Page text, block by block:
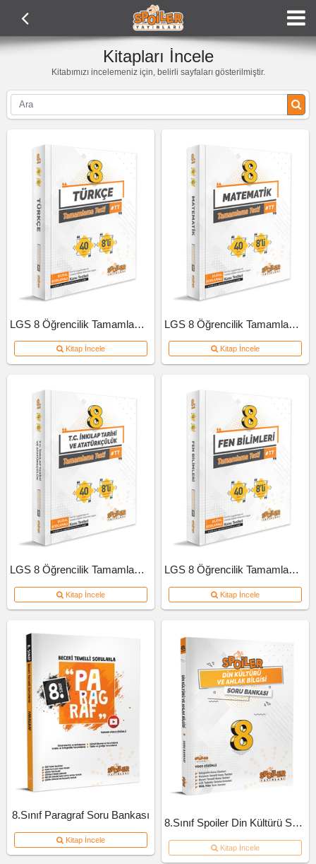
Kitapları İncele
Kitabımızı incelemeniz için, belirli sayfaları gösterilmiştir.
LGS 8 Öğrencilik Tamamlama Testi Türkçe
Kitap İncele
LGS 8 Öğrencilik Tamamlama Testi Matematik
Kitap İncele
LGS 8 Öğrencilik Tamamlama Testi İnkılap Tarihi Ve Atatürkçülük
Kitap İncele
LGS 8 Öğrencilik Tamamlama Testi Fen Bilimleri
Kitap İncele
8.Sınıf Paragraf Soru Bankası
Kitap İncele
8.Sınıf Spoiler Din Kültürü Soru Bankası
Kitap İncele